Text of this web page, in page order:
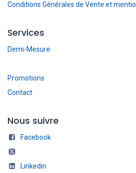
Conditions Générales de Vente et
Services
Demi-Mesure
Promotions
Contact
Nous suivre
Facebook
Linkedin